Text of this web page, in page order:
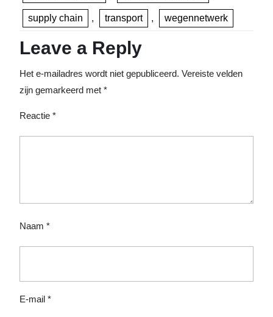
supply chain , transport , wegennetwerk
Leave a Reply
Het e-mailadres wordt niet gepubliceerd. Vereiste velden
zijn gemarkeerd met *
Reactie *
Naam *
E-mail *